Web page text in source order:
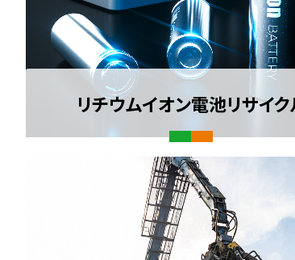
リチウムイオン電池リサイク